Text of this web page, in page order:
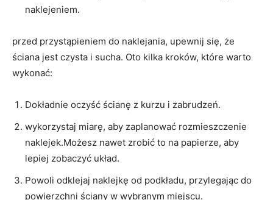
naklejeniem.
przed​ przystąpieniem do​ naklejania, upewnij się, że
ściana​ jest czysta i sucha.⁢ Oto‍ kilka kroków, które warto ​
wykonać:
Dokładnie oczyść ścianę z kurzu⁣ i zabrudzeń.
wykorzystaj ⁢miarę, aby zaplanować ⁣rozmieszczenie
naklejek.Możesz nawet‍ zrobić to na papierze, ‌aby
lepiej zobaczyć układ.
Powoli odklejaj​ naklejkę od podkładu, przylegając ⁣do​
powierzchni ściany ⁢w wybranym miejscu.